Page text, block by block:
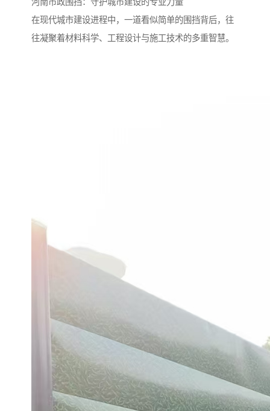
河南市政围挡：守护城市建设的专业力量
在现代城市建设进程中，一道看似简单的围挡背后，往
往凝聚着材料科学、工程设计与施工技术的多重智慧。